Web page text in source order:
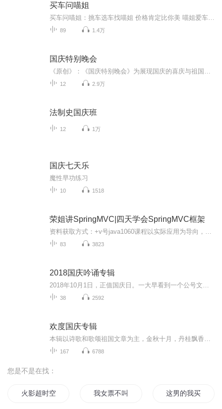
买车问喵姐
89 1.4万
国庆特别晚会
12 2.9万
法制史国庆班
12 1万
国庆七天乐
魔性早功练习
10 1518
荣姐讲SpringMVC|四天学会SpringMVC框架
83 3823
2018国庆吟诵专辑
38 2592
欢度国庆专辑
167 6788
您是不是在找：
火影超时空买家 我女票不叫大力 这男的我买了